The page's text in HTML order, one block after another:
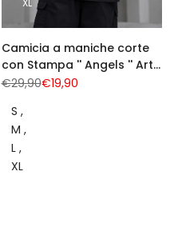
Camicia a maniche corte
con Stampa '' Angels '' Art.
Cm236
Prezzo
€29,90Prezzo
€19,90
S
M
L
XL